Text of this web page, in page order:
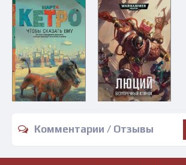
Комментарии / Отзывы